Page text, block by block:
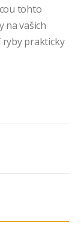
tohto
na vašich
ryby prakticky